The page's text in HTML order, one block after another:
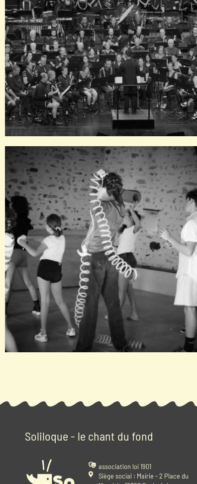
Gymnophonique
Pièce musicale pour orchestre d'harmonie, chœur d'enfants et
récitants
Stage ados
Théâtre
Soliloque - le chant du fond
association loi 1901
Siège social : Mairie - 2 Place du